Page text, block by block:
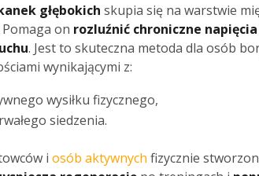
głębokich skupia się na warstwie
Pomaga on rozluźnić chroniczne napięcia
. Jest to skuteczna metoda dla osób
wynikającymi z:
wysiłku fizycznego,
siedzenia.
i osób aktywnych fizycznie